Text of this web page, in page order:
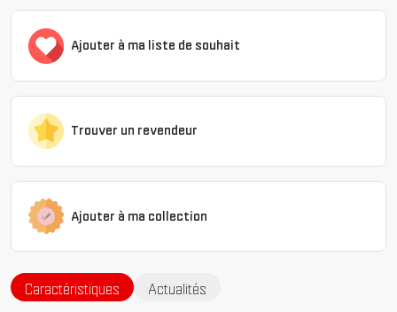
Ajouter à ma liste de souhait
Trouver un revendeur
Ajouter à ma collection
Caractéristiques Actualités